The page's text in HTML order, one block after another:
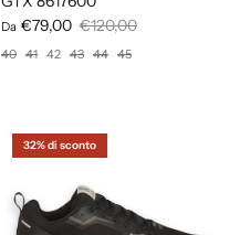
Da €79,00 €120,00
40 41 42 43 44 45
32% di sconto